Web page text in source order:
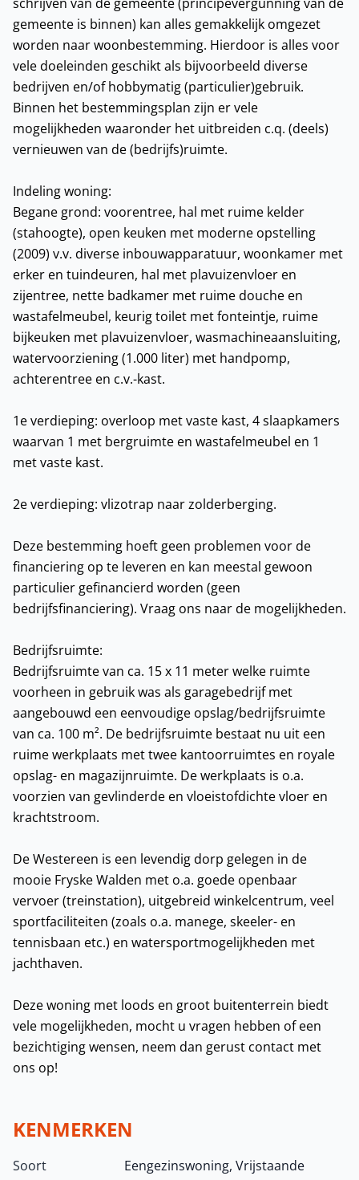
gemeente is binnen) kan alles gemakkelijk omgezet
worden naar woonbestemming. Hierdoor is alles voor
vele doeleinden geschikt als bijvoorbeeld diverse
bedrijven en/of hobbymatig (particulier)gebruik.
Binnen het bestemmingsplan zijn er vele
mogelijkheden waaronder het uitbreiden c.q. (deels)
vernieuwen van de (bedrijfs)ruimte.
Indeling woning:
Begane grond: voorentree, hal met ruime kelder
(stahoogte), open keuken met moderne opstelling
(2009) v.v. diverse inbouwapparatuur, woonkamer met
erker en tuindeuren, hal met plavuizenvloer en
zijentree, nette badkamer met ruime douche en
wastafelmeubel, keurig toilet met fonteintje, ruime
bijkeuken met plavuizenvloer, wasmachineaansluiting,
watervoorziening (1.000 liter) met handpomp,
achterentree en c.v.-kast.
1e verdieping: overloop met vaste kast, 4 slaapkamers
waarvan 1 met bergruimte en wastafelmeubel en 1
met vaste kast.
2e verdieping: vlizotrap naar zolderberging.
Deze bestemming hoeft geen problemen voor de
financiering op te leveren en kan meestal gewoon
particulier gefinancierd worden (geen
bedrijfsfinanciering). Vraag ons naar de mogelijkheden.
Bedrijfsruimte:
Bedrijfsruimte van ca. 15 x 11 meter welke ruimte
voorheen in gebruik was als garagebedrijf met
aangebouwd een eenvoudige opslag/bedrijfsruimte
van ca. 100 m². De bedrijfsruimte bestaat nu uit een
ruime werkplaats met twee kantoorruimtes en royale
opslag- en magazijnruimte. De werkplaats is o.a.
voorzien van gevlinderde en vloeistofdichte vloer en
krachtstroom.
De Westereen is een levendig dorp gelegen in de
mooie Fryske Walden met o.a. goede openbaar
vervoer (treinstation), uitgebreid winkelcentrum, veel
sportfaciliteiten (zoals o.a. manege, skeeler- en
tennisbaan etc.) en watersportmogelijkheden met
jachthaven.
Deze woning met loods en groot buitenterrein biedt
vele mogelijkheden, mocht u vragen hebben of een
bezichtiging wensen, neem dan gerust contact met
ons op!
KENMERKEN
Soort
Eengezinswoning, Vrijstaande